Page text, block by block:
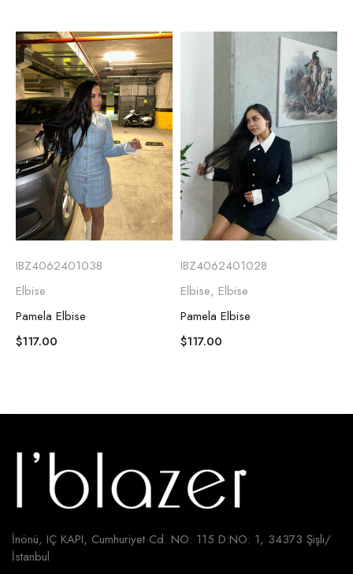
IBZ4062401038
Elbise
Pamela Elbise
$117.00
IBZ4062401028
Elbise, Elbise
Pamela Elbise
$117.00
İnönü, IÇ KAPI, Cumhuriyet Cd. NO: 115 D:NO: 1, 34373 Şişli/
İstanbul